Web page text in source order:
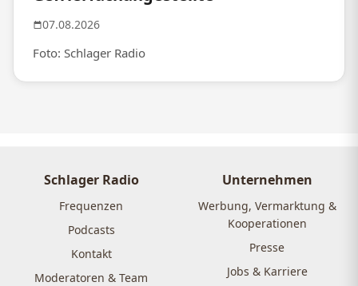
07.08.2026
Foto: Schlager Radio
Schlager Radio
Frequenzen
Podcasts
Kontakt
Moderatoren & Team
Unternehmen
Werbung, Vermarktung &
Kooperationen
Presse
Jobs & Karriere